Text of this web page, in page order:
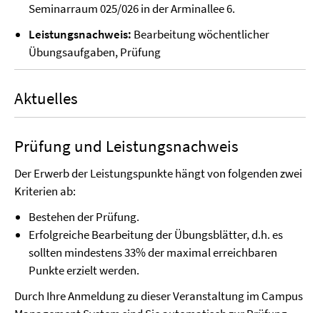
Seminarraum 025/026 in der Arminallee 6.
Leistungsnachweis: Bearbeitung wöchentlicher
Übungsaufgaben, Prüfung
Aktuelles
Prüfung und Leistungsnachweis
Der Erwerb der Leistungspunkte hängt von folgenden zwei
Kriterien ab:
Bestehen der Prüfung.
Erfolgreiche Bearbeitung der Übungsblätter, d.h. es
sollten mindestens 33% der maximal erreichbaren
Punkte erzielt werden.
Durch Ihre Anmeldung zu dieser Veranstaltung im Campus